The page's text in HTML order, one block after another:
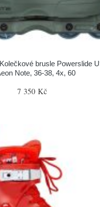
brusle Powerslide
Note, 36-38, 4x, 60
7 350 Kč